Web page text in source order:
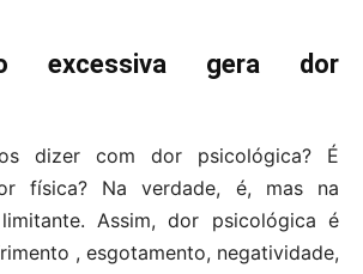
excessiva gera dor
dizer com dor psicológica? É
física? Na verdade, é, mas na
Assim, dor psicológica é
, esgotamento, negatividade,